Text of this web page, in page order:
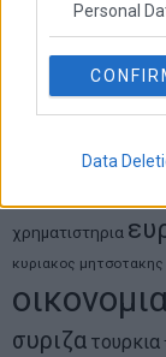
Personal
Data
eurobank
Χρηματιστηριο
διαπραγματευση δντ
χρηματιστηρια
κυριακος μητσοτακης
συριζα τουρκια